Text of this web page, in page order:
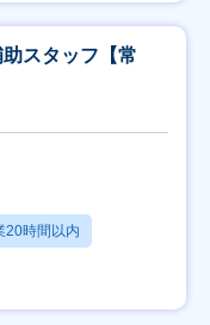
スタッフ【常
20時間以内